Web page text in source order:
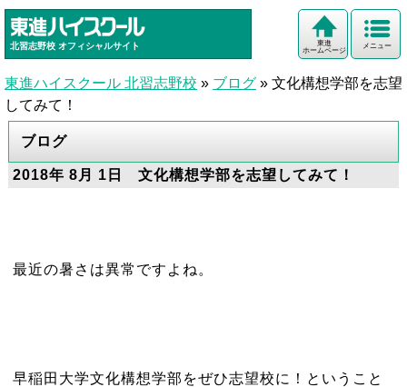
北習志野校 オフィシャルサイト メニュー
東進
ホームページ
東進ハイスクール 北習志野校 » ブログ » 文化構想学部を志望
してみて！
ブログ
2018年 8月 1日 文化構想学部を志望してみて！
最近の暑さは異常ですよね。
早稲田大学文化構想学部をぜひ志望校に！ということ